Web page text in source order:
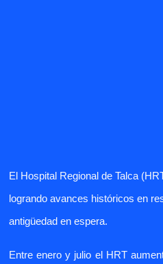
El Hospital Regional de Talca
logrando avances históricos en
antigüedad en espera.
Entre enero y julio el HRT